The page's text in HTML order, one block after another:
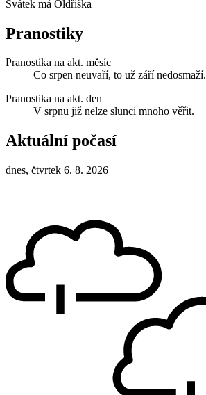
Svátek má Oldřiška
Pranostiky
Pranostika na akt. měsíc
Co srpen neuvaří, to už září nedosmaží.
Pranostika na akt. den
V srpnu již nelze slunci mnoho věřit.
Aktuální počasí
dnes, čtvrtek 6. 8. 2026